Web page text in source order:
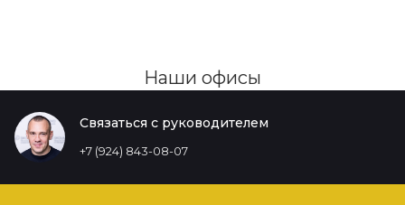
Наши офисы
Связаться с руководителем
+7 (924) 843-08-07